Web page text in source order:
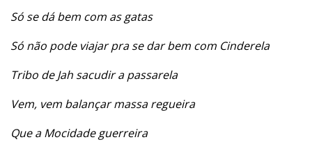
Só se dá bem com as gatas
Só não pode viajar pra se dar bem com Cinderela
Tribo de Jah sacudir a passarela
Vem, vem balançar massa regueira
Que a Mocidade guerreira